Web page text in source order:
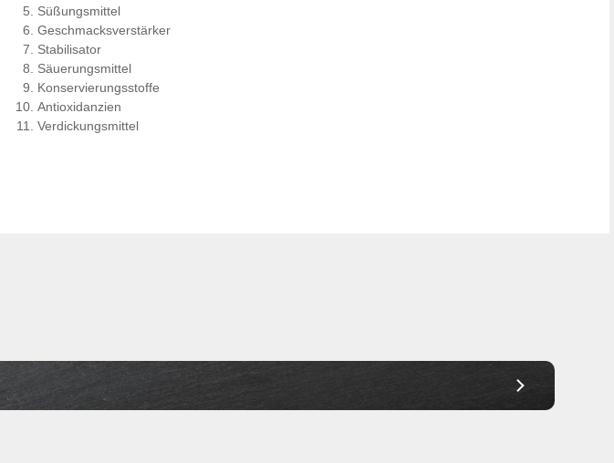
Süßungsmittel
Geschmacksverstärker
Stabilisator
Säuerungsmittel
Konservierungsstoffe
Antioxidanzien
Verdickungsmittel